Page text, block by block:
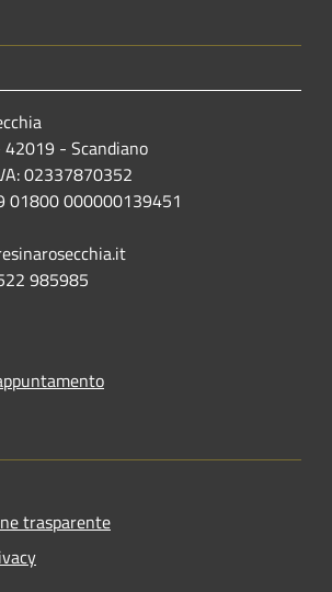
42019 - Scandiano
02337870352
01800 000000139451
985985
trasparente